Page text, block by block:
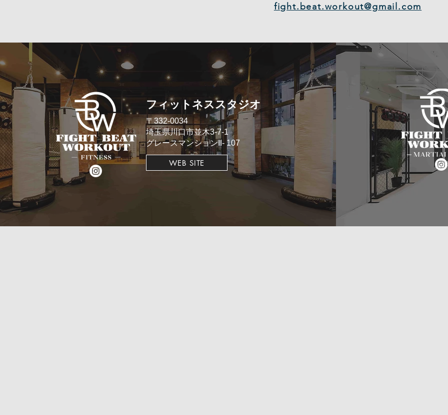
fight.beat.workout@gmail.com
​フィットネススタジオ
​〒332-0034
埼玉県川口市並木3-7-1
​グレースマンションII- 107
WEB SITE